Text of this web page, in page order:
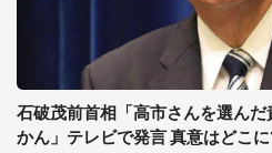
石破茂前首相「高市さんを選ん
かん」テレビで発言 真意はどこ